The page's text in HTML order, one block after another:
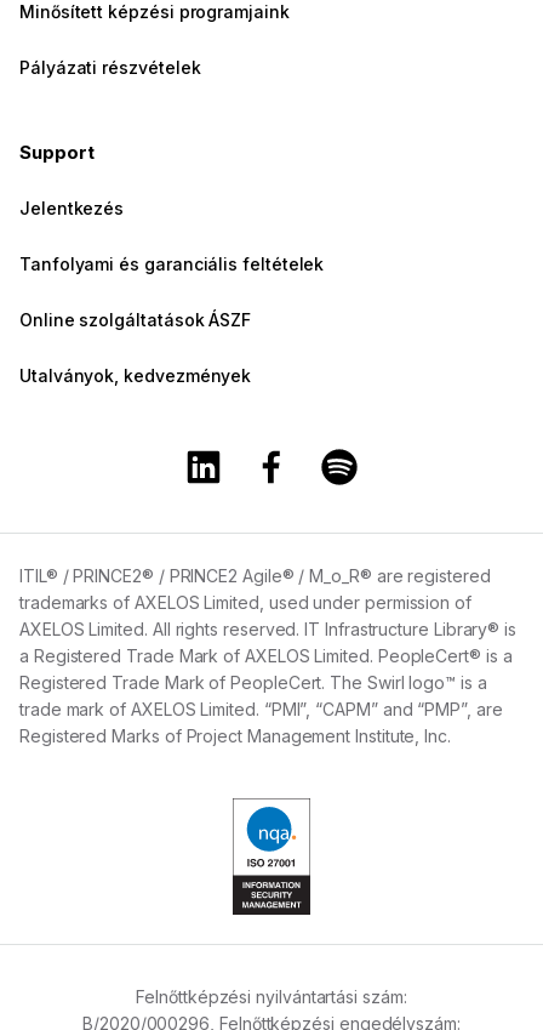
Minősített képzési programjaink
Pályázati részvételek
Support
Jelentkezés
Tanfolyami és garanciális feltételek
Online szolgáltatások ÁSZF
Utalványok, kedvezmények
A Training360 Linkedin oldala
A Training360 Facebook
ITIL® / PRINCE2® / PRINCE2 Agile® / M_o_R® are registered
trademarks of AXELOS Limited, used under permission of
AXELOS Limited. All rights reserved. IT Infrastructure Library® is
a Registered Trade Mark of AXELOS Limited. PeopleCert® is a
Registered Trade Mark of PeopleCert. The Swirl logo™ is a
trade mark of AXELOS Limited. “PMI”, “CAPM” and “PMP”, are
Registered Marks of Project Management Institute, Inc.
Felnőttképzési nyilvántartási szám:
B/2020/000296, Felnőttképzési engedélyszám: